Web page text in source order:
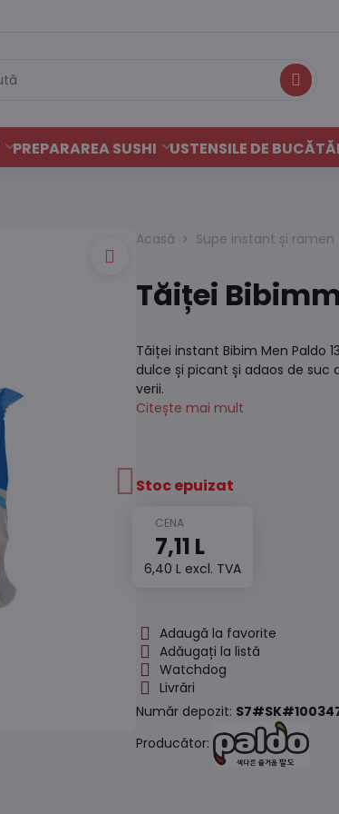
Caută
PREPARAREA SUSHI USTENSILE DE
Acasă Supe instant și ramen
Tăiței
Tăiței instant Bibim Men Paldo
dulce și picant și adaos de
verii.
Citește mai mult
Stoc epuizat
7,11 L
6,40 L excl. TVA
Adaugă la favorite
Adăugați la listă
Watchdog
Livrări
Număr depozit:
Producător: